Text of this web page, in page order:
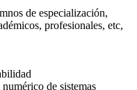
de especialización,
profesionales, etc,
de sistemas